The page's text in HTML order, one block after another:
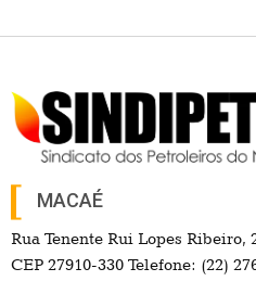
MACAÉ
Rua Tenente Rui Lopes Ribeiro,
CEP 27910-330 Telefone: (22)